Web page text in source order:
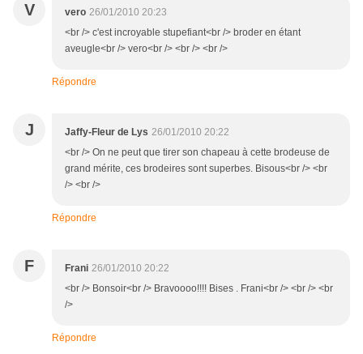
V vero 26/01/2010 20:23
<br /> c'est incroyable stupefiant<br /> broder en étant
aveugle<br /> vero<br /> <br /> <br />
Répondre
J Jaffy-Fleur de Lys 26/01/2010 20:22
<br /> On ne peut que tirer son chapeau à cette brodeuse de
grand mérite, ces brodeires sont superbes. Bisous<br /> <br
/> <br />
Répondre
F Frani 26/01/2010 20:22
<br /> Bonsoir<br /> Bravoooo!!!! Bises . Frani<br /> <br /> <br
/>
Répondre